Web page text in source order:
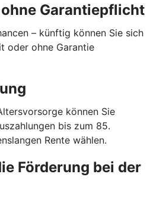
Garantiepflicht
– künftig können Sie sich
oder ohne Garantie
können Sie
bis zum 85.
Rente wählen.
Förderung bei der